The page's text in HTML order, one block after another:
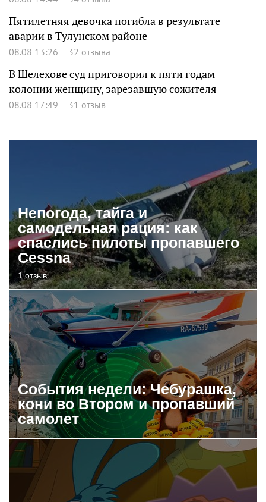
Пятилетняя девочка погибла в результате
аварии в Тулунском районе
08.08 13:26 32 отзыва
В Шелехове суд приговорил к пяти годам
колонии женщину, зарезавшую сожителя
08.08 17:49 31 отзыв
Непогода, тайга и
самодельная рация: как
спаслись пилоты пропавшего
Cessna
1 отзыв
События недели: Чебурашка,
кони во Втором и пропавший
самолет